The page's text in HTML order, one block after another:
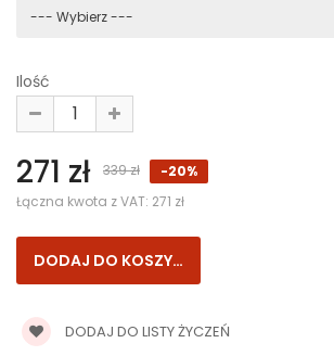
Ilość
271 zł 339 zł
-20%
Łączna kwota z VAT: 271 zł
DODAJ DO LISTY ŻYCZEŃ